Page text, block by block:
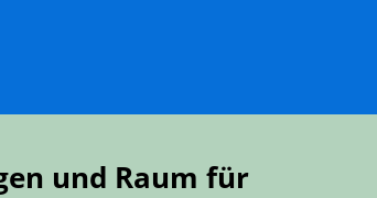
und Raum für